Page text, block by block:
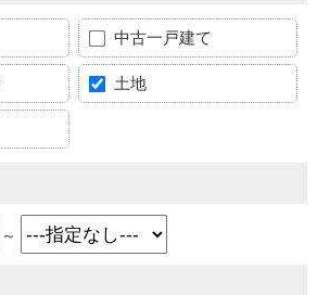
中古一戸建て
土地
～